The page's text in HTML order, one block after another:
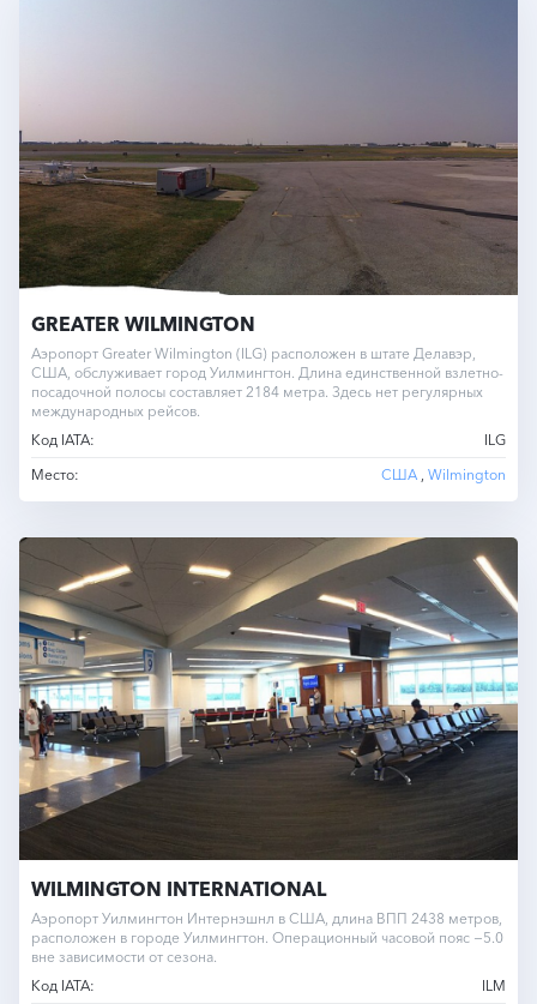
GREATER WILMINGTON
Аэропорт Greater Wilmington (ILG) расположен в штате Делавэр,
США, обслуживает город Уилмингтон. Длина единственной взлетно-
посадочной полосы составляет 2184 метра. Здесь нет регулярных
международных рейсов.
Код IATA:
ILG
Место:
США , Wilmington
WILMINGTON INTERNATIONAL
Аэропорт Уилмингтон Интернэшнл в США, длина ВПП 2438 метров,
расположен в городе Уилмингтон. Операционный часовой пояс −5.0
вне зависимости от сезона.
Код IATA:
ILM